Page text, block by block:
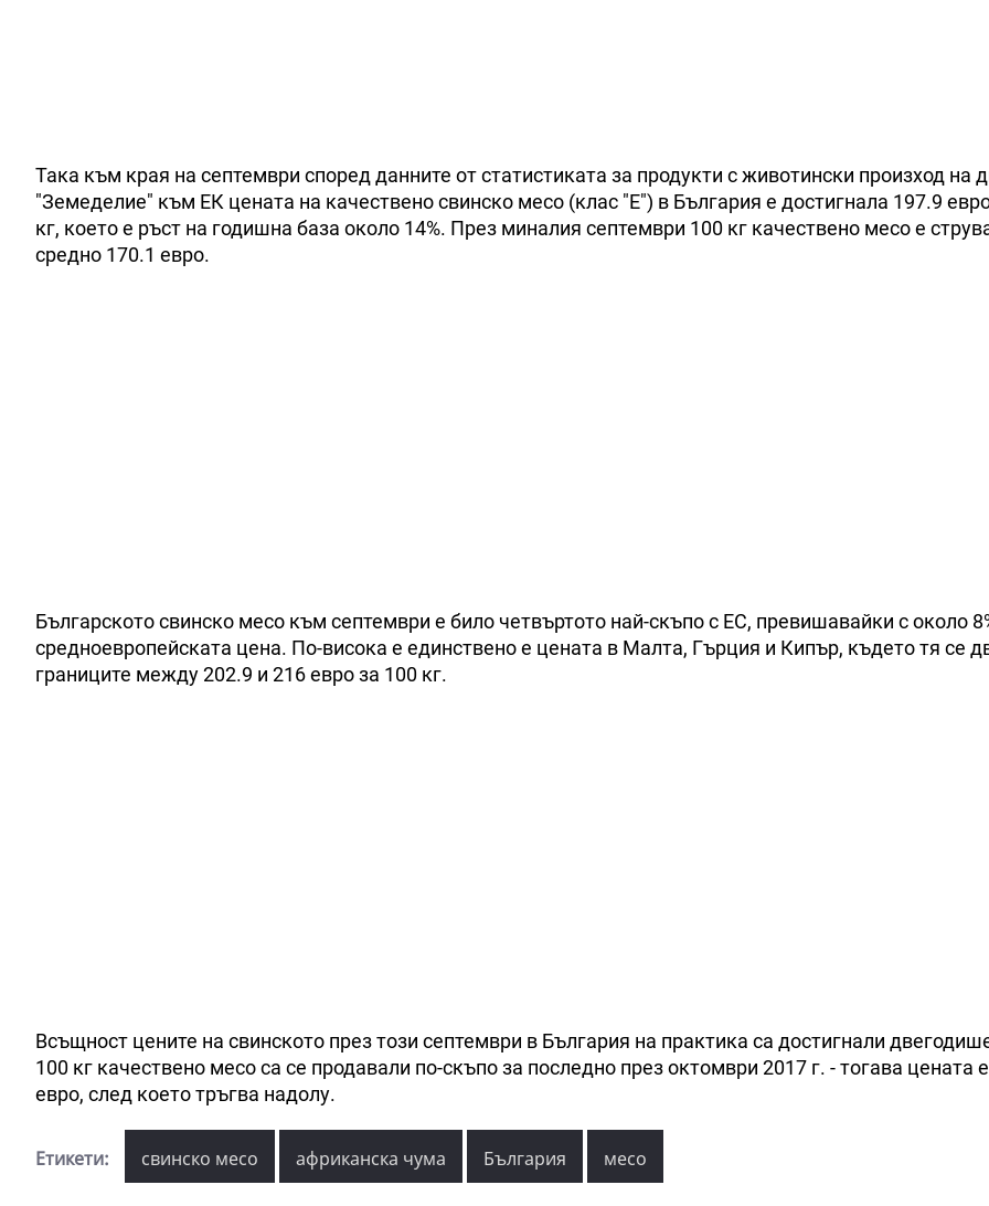
Така към края на септември според данните от статистиката за продукти с животински произход на
"Земеделие" към ЕК цената на качествено свинско месо (клас "Е") в България е достигнала 197.9
кг, което е ръст на годишна база около 14%. През миналия септември 100 кг качествено месо е
средно 170.1 евро.
Българското свинско месо към септември е било четвъртото най-скъпо с ЕС, превишавайки с около
средноевропейската цена. По-висока е единствено е цената в Малта, Гърция и Кипър, където тя се
границите между 202.9 и 216 евро за 100 кг.
Всъщност цените на свинското през този септември в България на практика са достигнали
100 кг качествено месо са се продавали по-скъпо за последно през октомври 2017 г. - тогава цената
евро, след което тръгва надолу.
Етикети: свинско месо африканска чума България месо